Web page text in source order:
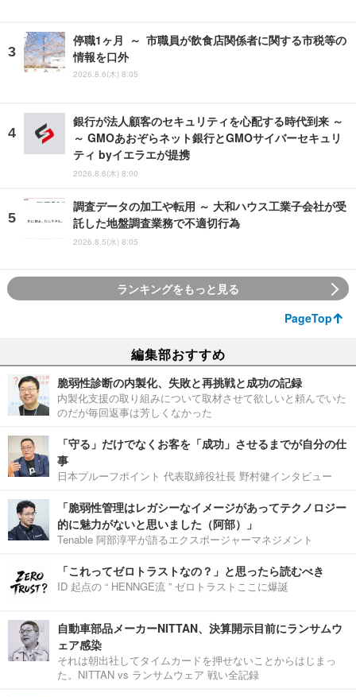
停職1ヶ月 ～ 市職員が飲食店関係者に関する市税等の
情報を口外
2026.8.6(木) 8:05
銀行が法人顧客のセキュリティを心配する時代到来 ～
～ GMOあおぞらネット銀行とGMOサイバーセキュリ
ティ byイエラエが提携
2026.8.6(木) 8:00
調査データの加工や転用 ～ 大和ハウス工業子会社が受
託した地盤調査業務で不適切行為
2026.8.5(水) 8:05
ランキングをもっと見る
PageTop
編集部おすすめ
脆弱性診断の内製化、失敗と再挑戦と成功の記録
内製化支援の取り組みについて取材させて欲しいと頼んでいた
のだが毎回返事は芳しくなかった
「守る」だけでなくお客を「成功」させるまでが自分の仕
事
日本プルーフポイント 代表取締役社長 野村健インタビュー
「脆弱性管理はレガシーなイメージがあってテクノロジー
的に魅力がないと思いました（阿部）」
Tenable 阿部淳平が語るエクスポージャーマネジメント
「これってゼロトラストなの？」と思ったら読むべき
ID 起点の “ HENNGE流 ” ゼロトラストここに爆誕
自動車部品メーカーNITTAN、決算開示目前にランサムウ
ェア感染
それは朝出社してタイムカードを押せないことからはじまっ
た。NITTAN vs ランサムウェア 戦い全記録